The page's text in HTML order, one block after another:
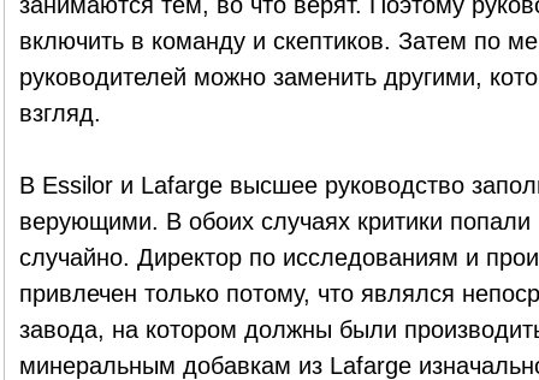
включить в команду и скептиков. Затем по
руководителей можно заменить другими,
взгляд.
В Essilor и Lafarge высшее руководство
верующими. В обоих случаях критики
случайно. Директор по исследованиям и
привлечен только потому, что являлся
завода, на котором должны были
минеральным добавкам из Lafarge